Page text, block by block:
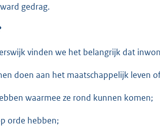
gedrag.
vinden we het belangrijk dat
doen aan het maatschappelijk leven
waarmee ze rond kunnen komen;
orde hebben;